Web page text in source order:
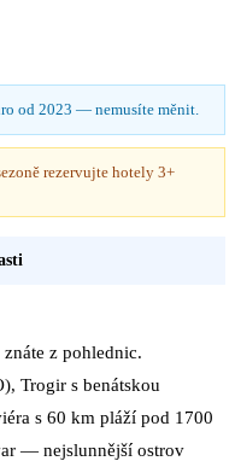
od 2023 — nemusíte měnit.
rezervujte hotely 3+
z pohlednic.
Trogir s benátskou
s 60 km pláží pod 1700
— nejslunnější ostrov